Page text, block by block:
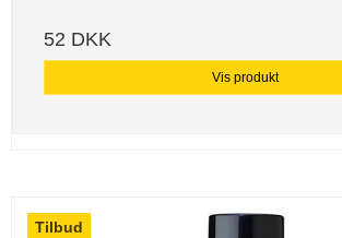
52 DKK
Vis produkt
Tilbud